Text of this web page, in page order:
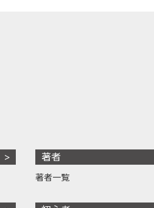
著者
著者一覧